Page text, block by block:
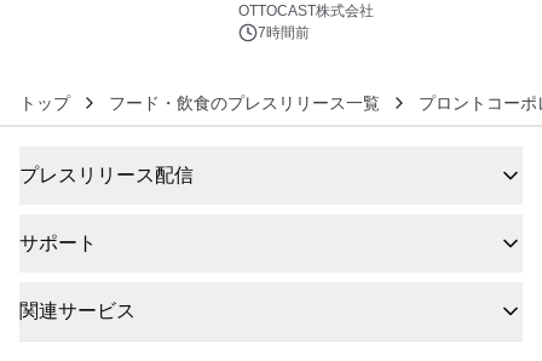
OTTOCAST株式会社
7時間前
トップ フード・飲食のプレスリリース一覧 プロントコー
プレスリリース配信
サポート
関連サービス